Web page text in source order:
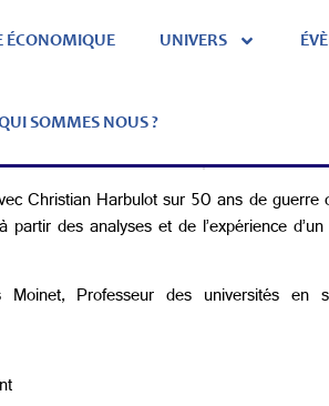
ÉCONOMIQUE UNIVERS
SOMMES NOUS ?
Nicolas MOINET Publié
Christian Harbulot sur 50 ans de guerre
des analyses et de l’expérience
Professeur des universités en